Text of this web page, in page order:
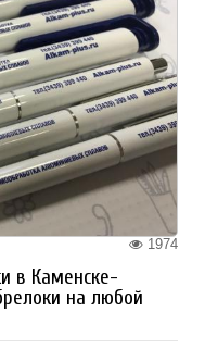
1974
в Каменске-
на любой